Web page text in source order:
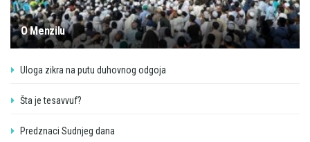
O Menzilu
Uloga zikra na putu duhovnog odgoja
Šta je tesavvuf?
Predznaci Sudnjeg dana